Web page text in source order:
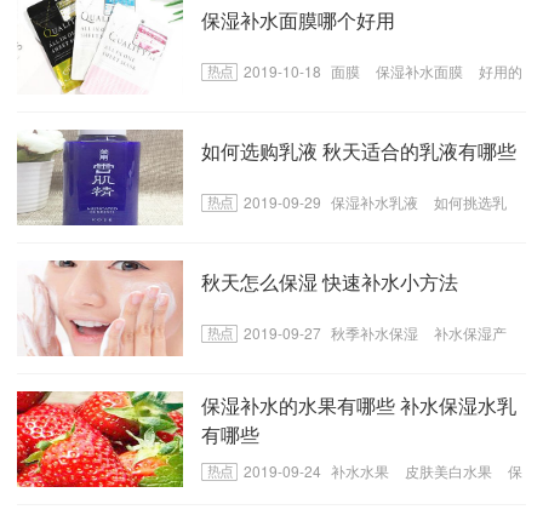
保湿补水面膜哪个好用
2019-10-18 面膜 保湿补水面膜
好用的
如何选购乳液 秋天适合的乳液有哪些
2019-09-29 保湿补水乳液
如何挑选乳
秋天怎么保湿 快速补水小方法
2019-09-27 秋季补水保湿
补水保湿产
保湿补水的水果有哪些 补水保湿水乳
有哪些
2019-09-24 补水水果 皮肤美白水果
保